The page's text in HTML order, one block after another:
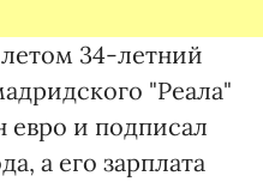
34-летний
"Реала"
евро и подписал
а его зарплата